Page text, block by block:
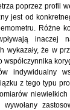
poprzez profil
jest od
Różne
inaczej
wykazały, że w
współczynnika
indywidualny
z tego typu